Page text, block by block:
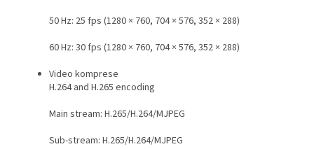
50 Hz: 25 fps (1280 × 760, 704 × 576, 352 × 288)
60 Hz: 30 fps (1280 × 760, 704 × 576, 352 × 288)
Video komprese
H.264 and H.265 encoding
Main stream: H.265/H.264/MJPEG
Sub-stream: H.265/H.264/MJPEG